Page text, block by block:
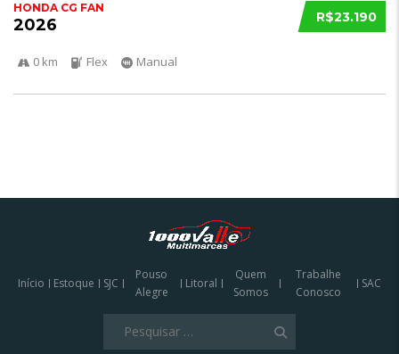
R$23.190
HONDA CG FAN
2026
0 km Flex Manual
Início Estoque SJC
Pouso
Alegre
Litoral
Quem
Somos
Trabalhe
Conosco
SAC